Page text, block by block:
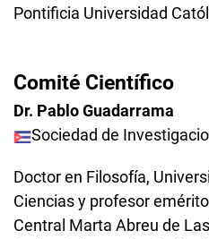
Pontificia Universidad
Comité Científico
Dr. Pablo Guadarrama
Sociedad de
Doctor en Filosofía,
Ciencias y profesor
Central Marta Abreu de